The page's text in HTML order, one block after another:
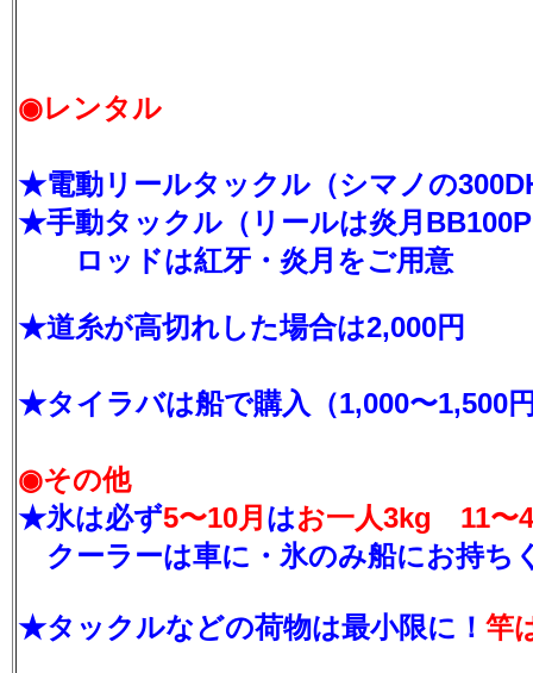
◉レンタル
★電動リールタックル（シマノの
★手動タックル（リールは炎月
ロッドは紅牙・炎月をご用意
★道糸が高切れした場合は2,000円
★タイラバは船で購入（1,000〜
◉その他
★氷は必ず5〜10月 はお一人3kg 11〜
クーラーは車に・氷のみ船にお持ち
★タックルなどの荷物は最小限に！ 竿